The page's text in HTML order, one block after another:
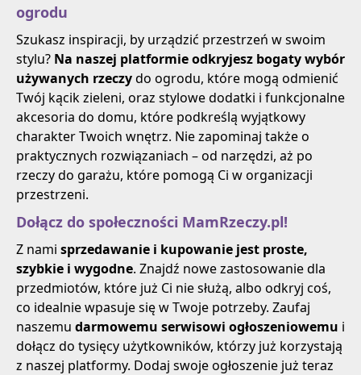
ogrodu
Szukasz inspiracji, by urządzić przestrzeń w swoim
stylu? Na naszej platformie odkryjesz bogaty wybór
używanych rzeczydo ogrodu, które mogą odmienić
Twój kącik zieleni, oraz stylowe dodatki i funkcjonalne
akcesoria do domu, które podkreślą wyjątkowy
charakter Twoich wnętrz. Nie zapominaj także o
praktycznych rozwiązaniach – od narzędzi, aż po
rzeczy do garażu, które pomogą Ci w organizacji
przestrzeni.
Dołącz do społeczności MamRzeczy.pl!
Z nami sprzedawanie i kupowanie jest proste,
szybkie i wygodne. Znajdź nowe zastosowanie dla
przedmiotów, które już Ci nie służą, albo odkryj coś,
co idealnie wpasuje się w Twoje potrzeby. Zaufaj
naszemu darmowemu serwisowi ogłoszeniowemu i
dołącz do tysięcy użytkowników, którzy już korzystają
z naszej platformy. Dodaj swoje ogłoszenie już teraz